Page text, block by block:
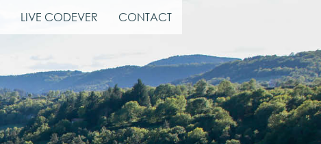
LIVE CODEVER CONTACT